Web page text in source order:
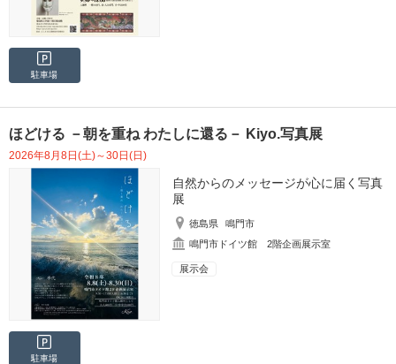
駐車場
ほどける －朝を重ね わたしに還る－ Kiyo.写真展
2026年8月8日(土)～30日(日)
自然からのメッセージが心に届く写真
展
徳島県
鳴門市
鳴門市ドイツ館 2階企画展示室
展示会
駐車場